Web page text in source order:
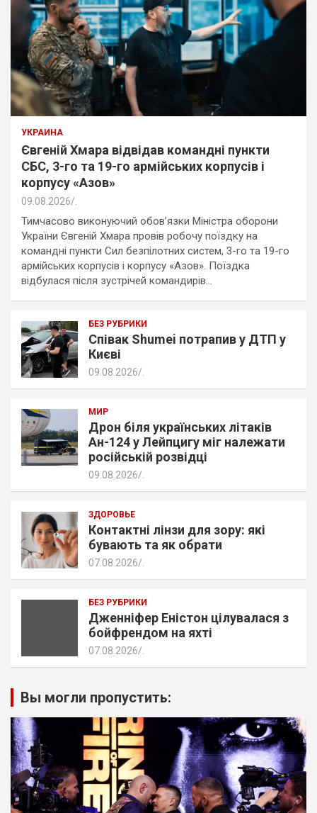
УКРАИНА
Євгеній Хмара відвідав командні пункти
СБС, 3-го та 19-го армійських корпусів і
корпусу «Азов»
09.08.2026
Тимчасово виконуючий обов’язки Міністра оборони
України Євгеній Хмара провів робочу поїздку на
командні пункти Сил безпілотних систем, 3-го та 19-го
армійських корпусів і корпусу «Азов». Поїздка
відбулася після зустрічей командирів…
БЕЗ РУБРИКИ
Співак Shumei потрапив у ДТП у
Києві
09.08.2026
МИР
Дрон біля українських літаків
Ан-124 у Лейпцигу міг належати
російській розвідці
09.08.2026
ЗДОРОВЬЕ
Контактні лінзи для зору: які
бувають та як обрати
07.08.2026
БЕЗ РУБРИКИ
Дженніфер Еністон цілувалася з
бойфрендом на яхті
07.08.2026
Вы могли пропустить: